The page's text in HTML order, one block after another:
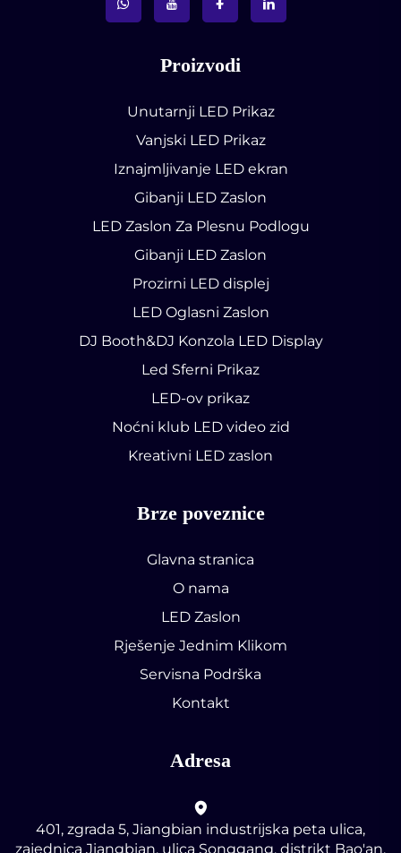
Proizvodi
Unutarnji LED Prikaz
Vanjski LED Prikaz
Iznajmljivanje LED ekran
Gibanji LED Zaslon
LED Zaslon Za Plesnu Podlogu
Gibanji LED Zaslon
Prozirni LED displej
LED Oglasni Zaslon
DJ Booth&DJ Konzola LED Display
Led Sferni Prikaz
LED-ov prikaz
Noćni klub LED video zid
Kreativni LED zaslon
Brze poveznice
Glavna stranica
O nama
LED Zaslon
Rješenje Jednim Klikom
Servisna Podrška
Kontakt
Adresa
401, zgrada 5, Jiangbian industrijska peta ulica,
zajednica Jiangbian, ulica Songgang, distrikt Bao'an,